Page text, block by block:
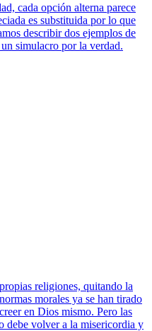
cada opción alterna parece
es substituida por lo que
describir dos ejemplos de
simulacro por la verdad.
religiones, quitando la
morales ya se han tirado
en Dios mismo. Pero las
debe volver a la misericordia y